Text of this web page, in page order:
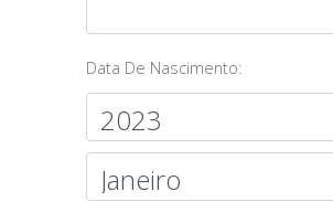
Data De Nascimento: